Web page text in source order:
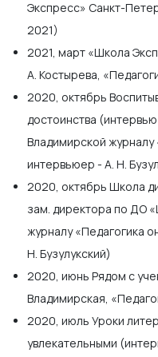
Экспресс» Санкт-
2021)
2021, март «Школа
А. Костырева,
2020, октябрь
достоинства
Владимирской
интервьюер - А. Н.
2020, октябрь Школа
зам. директора по ДО
журналу «Педагогика
Н. Бузулукский)
2020, июнь Рядом с
Владимирская,
2020, июль Уроки
увлекательными